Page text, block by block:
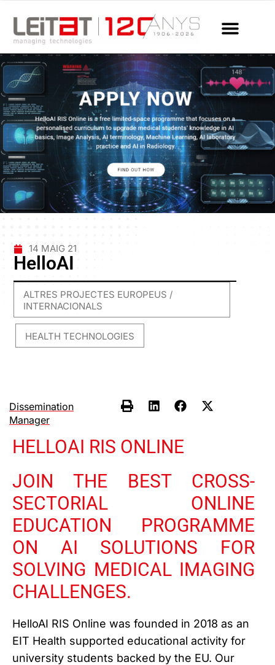
14 MAIG 21
HelloAI
ALTRES PROJECTES EUROPEUS /
INTERNACIONALS
HEALTH TECHNOLOGIES
Dissemination
Manager
HELLOAI RIS ONLINE
JOIN THE BEST CROSS-
SECTORIAL ONLINE
EDUCATION PROGRAMME
ON AI SOLUTIONS FOR
SOLVING MEDICAL IMAGING
CHALLENGES.
HelloAI RIS Online was founded in 2018 as an
EIT Health supported educational activity for
university students backed by the EU. Our